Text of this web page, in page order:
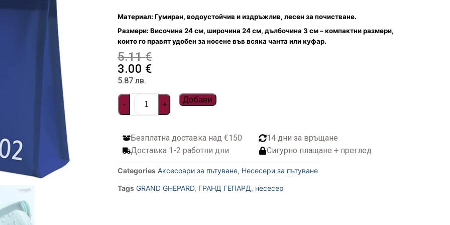
чантикожа
и водоустойчиви
и документи
на куфари
пътнически бутилки
куфари
Материал: Гумиран, водоустойчив и издръжлив, лесен за почистване.
Размери: Височина 24 см, широчина 24 см, дълбочина 3 см – компактни размери,
които го правят удобен за носене във всяка чанта или куфар.
5.11€
3.00 €
5.87 лв.
- + Добави
Безплатна доставка над €150
14 дни за връщане
Доставка 1-2 работни дни
Сигурно плащане + преглед
Categories Аксесоари за пътуване, Несесери за пътуване
Tags GRAND GHEPARD, ГРАНД ГЕПАРД, несесер